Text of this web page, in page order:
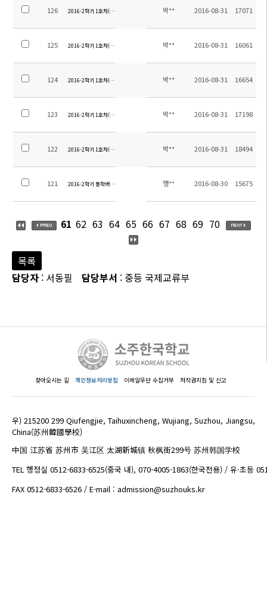
126 2016-2학기 1호차(후동지역) 탑승장소 안내-4박** 2016-08-31 17071
125 2016-2학기 1호차(후동지역) 탑승장소 안내-3박** 2016-08-31 16061
124 2016-2학기 1호차(후동지역) 탑승장소 안내-2박** 2016-08-31 16654
123 2016-2학기 1호차(후동지역) 탑승장소 안내-1박** 2016-08-31 17198
122 2016-2학기 1호차(야걸지역) 탑승장소 안내 박** 2016-08-31 18494
121 2016-2학기 통학버스노선 최종공지 행** 2016-08-30 15675
61 62 63 64 65 66 67 68 69 70
목록
담당자 : 서동필 담당부서 : 중등 국제교류부
찾아오시는 길 개인정보처리방침 이메일무단 수집거부 저작권지침 및 신고
우) 215200 299 Qiufengjie, Taihuxincheng, Wujiang, Suzhou, Jiangsu,
China(苏州韓國學校)
中国 江苏省 苏州市 吴江区 太湖新城镇 秋枫街299号 苏州韩国学校
TEL 행정실 0512-6833-6525(중국 내), 070-4005-1863(한국전용) / 유·초등
FAX 0512-6833-6526 / E-mail : admission@suzhouks.kr